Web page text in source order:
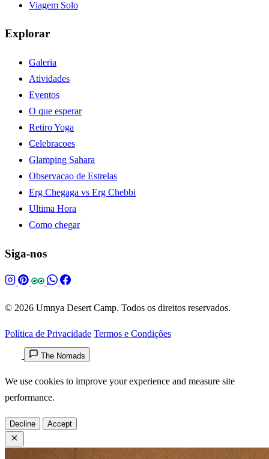
Viagem Solo
Explorar
Galeria
Atividades
Eventos
O que esperar
Retiro Yoga
Celebracoes
Glamping Sahara
Observacao de Estrelas
Erg Chegaga vs Erg Chebbi
Ultima Hora
Como chegar
Siga-nos
© 2026 Umnya Desert Camp. Todos os direitos reservados.
Política de Privacidade Termos e Condições
The Nomads
We use cookies to improve your experience and measure site
performance.
Decline Accept